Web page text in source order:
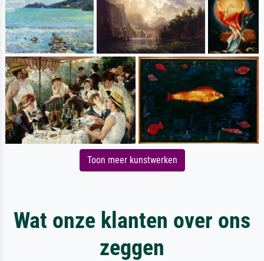
Toon meer kunstwerken
Wat onze klanten over ons
zeggen